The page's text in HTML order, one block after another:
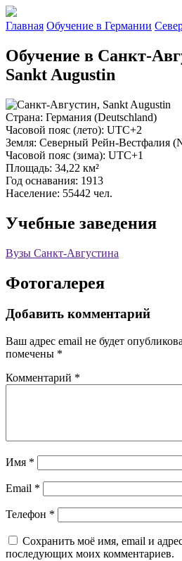
Главная Обучение в Германии
Обучение в Санкт-
Sankt Augustin
Страна: Германия (Deutschland)
Часовой пояс (лето): UTC+2
Земля: Северный Рейн-Вестфалия
Часовой пояс (зима): UTC+1
Площадь: 34,22 км²
Год оснавания: 1913
Население: 55442 чел.
Учебные заведения
Вузы Санкт-Августина
Фотогалерея
Добавить комментарий
Ваш адрес email не будет
помечены *
Комментарий *
Имя *
Email *
Телефон *
Сохранить моё имя, email и
последующих моих комментариев.